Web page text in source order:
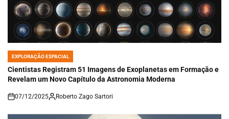
POSTED
IN
EXPLORAÇÃO ESPACIAL
Cientistas Registram 51 Imagens de Exoplanetas em Formação e
Revelam um Novo Capítulo da Astronomia Moderna
on
07/12/2025 Roberto Zago Sartori